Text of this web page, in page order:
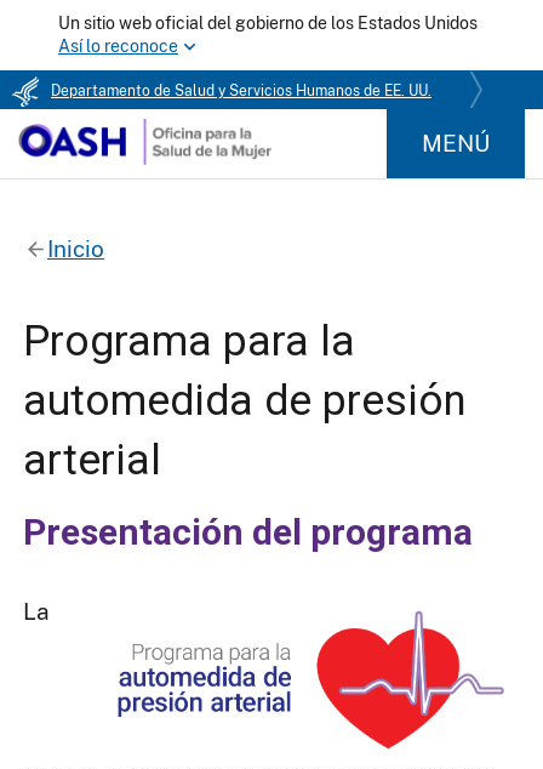
Un sitio web oficial del gobierno de los Estados Unidos
Así lo reconoce
Departamento de Salud y Servicios Humanos de EE. UU.
MENÚ
Inicio
Programa para la
automedida de presión
arterial
Presentación del programa
La